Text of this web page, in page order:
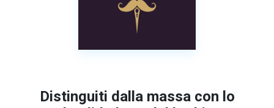
Distinguiti dalla massa con lo